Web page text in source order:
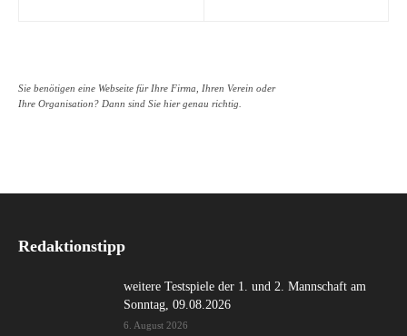
Sie benötigen eine Webseite für Ihre Firma, Ihren Verein oder
Ihre Organisation? Dann sind Sie hier genau richtig.
Redaktionstipp
weitere Testspiele der 1. und 2. Mannschaft am
Sonntag, 09.08.2026
6. August 2026